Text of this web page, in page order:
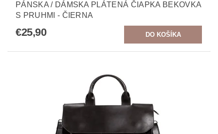
PÁNSKA / DÁMSKA PLÁTENÁ ČIAPKA BEKOVKA
S PRUHMI - ČIERNA
€25,90